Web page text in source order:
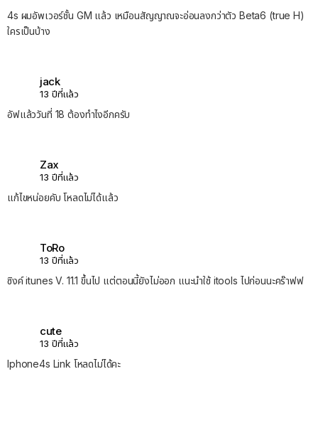
4s ผมอัพเวอร์ชั้น GM แล้ว เหมือนสัญญาณจะอ่อนลงกว่าตัว Beta6 (true H)
ใครเป็นบ้าง
jack
13 ปีที่แล้ว
อัฟแล้ววันที่ 18 ต้องทำไงอีกครับ
Zax
13 ปีที่แล้ว
แก้ไขหน่อยคับ โหลดไม่ได้แล้ว
ToRo
13 ปีที่แล้ว
ซิงค์ itunes V. 11.1 ขึ้นไป แต่ตอนนี้ยังไม่ออก แนะนำใช้ itools ไปก่อนนะคร๊าฟฟ
cute
13 ปีที่แล้ว
Iphone4s Link โหลดไม่ได้คะ